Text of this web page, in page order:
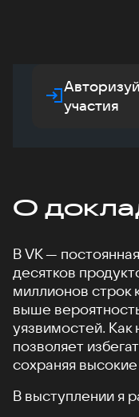
участия
О
В VK —
десятков
миллионов строк
выше
уязвимостей.
позволяет
сохраняя
В выступлении я